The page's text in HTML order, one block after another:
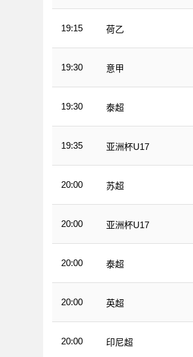
19:15 荷乙
19:30 意甲
19:30 泰超
19:35 亚洲杯U17
20:00 苏超
20:00 亚洲杯U17
20:00 泰超
20:00 英超
20:00 印尼超